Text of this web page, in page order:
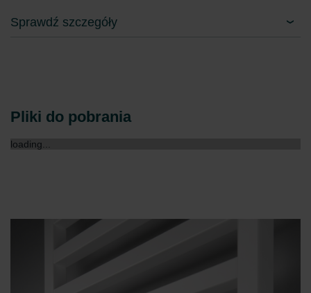
osobních údajů
Zehnder Group Nederland bv: Privacyverklaringen
Zehnder Group Schweiz AG: Datenschutz
Sprawdź szczegóły
Pliki do pobrania
loading...